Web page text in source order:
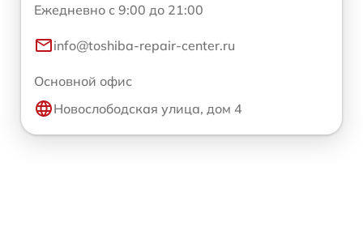
Ежедневно с 9:00 до 21:00
info@toshiba-repair-center.ru
Основной офис
Новослободская улица, дом 4